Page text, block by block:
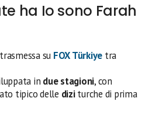
ha Io sono Farah
su FOX Türkiye tra
in due stagioni, con
tipico delle diziturche di prima